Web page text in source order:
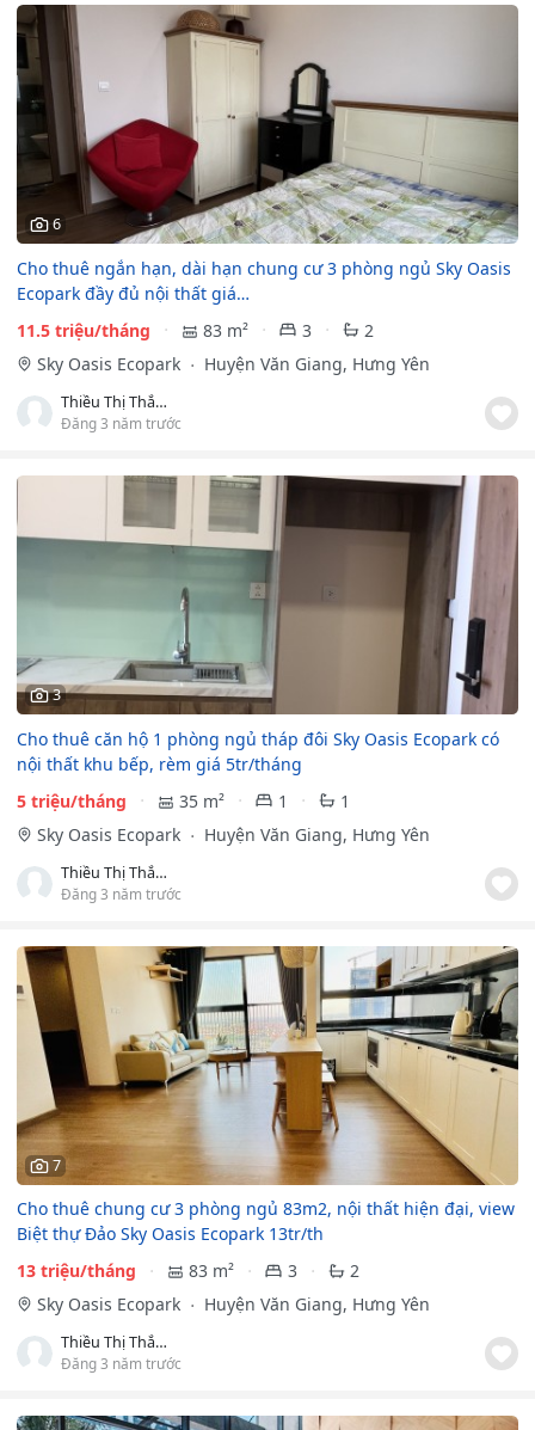
6
Cho thuê ngắn hạn, dài hạn chung cư 3 phòng ngủ Sky Oasis
Ecopark đầy đủ nội thất giá…
11.5 triệu/tháng
83 m² 3
2
Sky Oasis Ecopark
Huyện Văn Giang, Hưng Yên
Thiều Thị Thắm
Đăng 3 năm trước
3
Cho thuê căn hộ 1 phòng ngủ tháp đôi Sky Oasis Ecopark có
nội thất khu bếp, rèm giá 5tr/tháng
5 triệu/tháng
35 m² 1
1
Sky Oasis Ecopark
Huyện Văn Giang, Hưng Yên
Thiều Thị Thắm
Đăng 3 năm trước
7
Cho thuê chung cư 3 phòng ngủ 83m2, nội thất hiện đại, view
Biệt thự Đảo Sky Oasis Ecopark 13tr/th
13 triệu/tháng
83 m² 3
2
Sky Oasis Ecopark
Huyện Văn Giang, Hưng Yên
Thiều Thị Thắm
Đăng 3 năm trước